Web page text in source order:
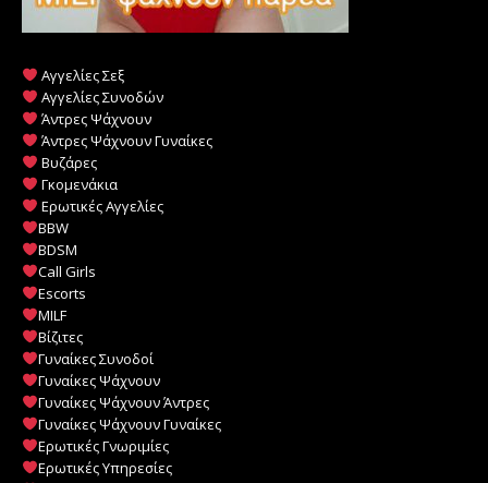
Αγγελίες Σεξ
Αγγελίες Συνοδών
Άντρες Ψάχνουν
Άντρες Ψάχνουν Γυναίκες
Βυζάρες
Γκομενάκια
Ερωτικές Αγγελίες
BBW
BDSM
Call Girls
Escorts
MILF
️Βίζιτες
Γυναίκες Συνοδοί
Γυναίκες Ψάχνουν
Γυναίκες Ψάχνουν Άντρες
Γυναίκες Ψάχνουν Γυναίκες
Ερωτικές Γνωριμίες
Ερωτικές Υπηρεσίες